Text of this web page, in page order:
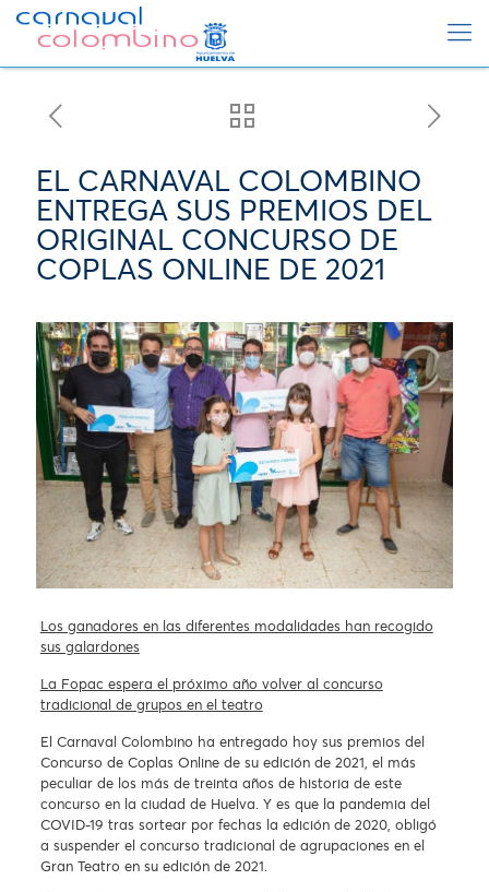
EL CARNAVAL COLOMBINO
ENTREGA SUS PREMIOS DEL
ORIGINAL CONCURSO DE
COPLAS ONLINE DE 2021
Los ganadores en las diferentes modalidades han recogido
sus galardones
La Fopac espera el próximo año volver al concurso
tradicional de grupos en el teatro
El Carnaval Colombino ha entregado hoy sus premios del
Concurso de Coplas Online de su edición de 2021, el más
peculiar de los más de treinta años de historia de este
concurso en la ciudad de Huelva. Y es que la pandemia del
COVID-19 tras sortear por fechas la edición de 2020, obligó
a suspender el concurso tradicional de agrupaciones en el
Gran Teatro en su edición de 2021.